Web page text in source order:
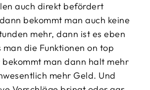
auch direkt befördert
bekommt man auch keine
mehr, dann ist es eben
die Funktionen on top
man dann halt mehr
mehr Geld. Und